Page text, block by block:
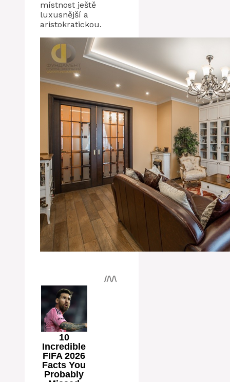
místnost ještě
luxusnější a
aristokratickou.